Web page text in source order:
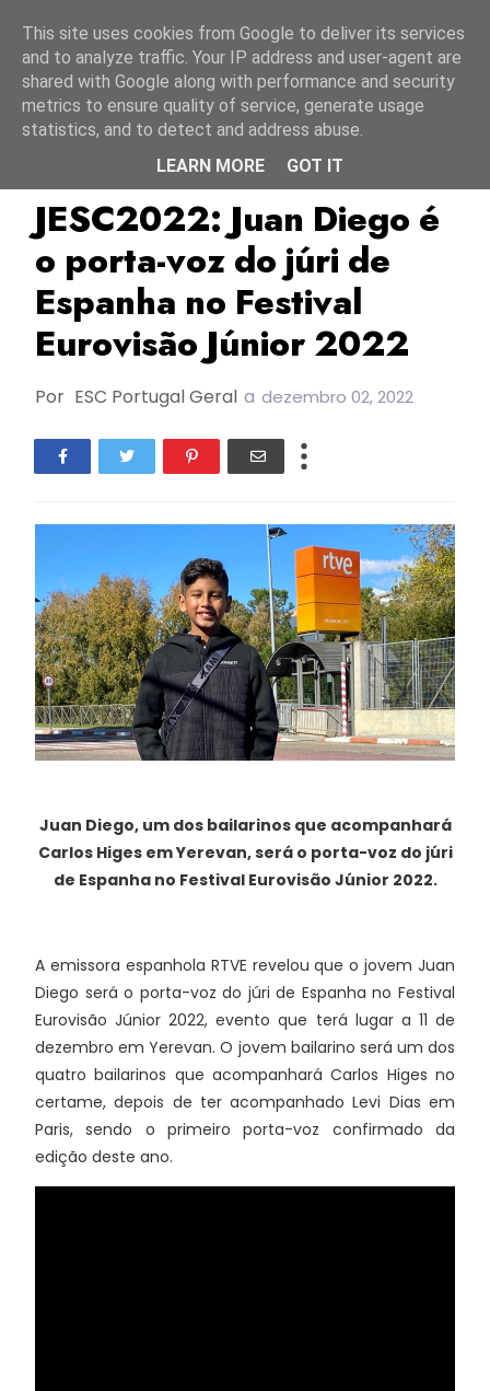
JESC2022 TOP
JESC2022: Juan Diego é
o porta-voz do júri de
Espanha no Festival
Eurovisão Júnior 2022
Por ESC Portugal Geral a dezembro 02, 2022
Juan Diego, um dos bailarinos que acompanhará
Carlos Higes em Yerevan, será o porta-voz do júri
de Espanha no Festival Eurovisão Júnior 2022.
A emissora espanhola RTVE revelou que o jovem Juan
Diego será o porta-voz do júri de Espanha no Festival
Eurovisão Júnior 2022, evento que terá lugar a 11 de
dezembro em Yerevan. O jovem bailarino será um dos
quatro bailarinos que acompanhará Carlos Higes no
certame, depois de ter acompanhado Levi Dias em
Paris, sendo o primeiro porta-voz confirmado da
edição deste ano.
This site uses cookies from Google to deliver its services
and to analyze traffic. Your IP address and user-agent are
shared with Google along with performance and security
metrics to ensure quality of service, generate usage
statistics, and to detect and address abuse.
LEARN MORE
GOT IT